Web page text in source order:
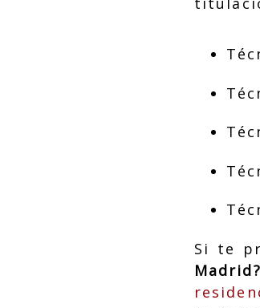
Si te